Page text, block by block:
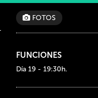
FOTOS
FUNCIONES
Día 19 - 19:30h.